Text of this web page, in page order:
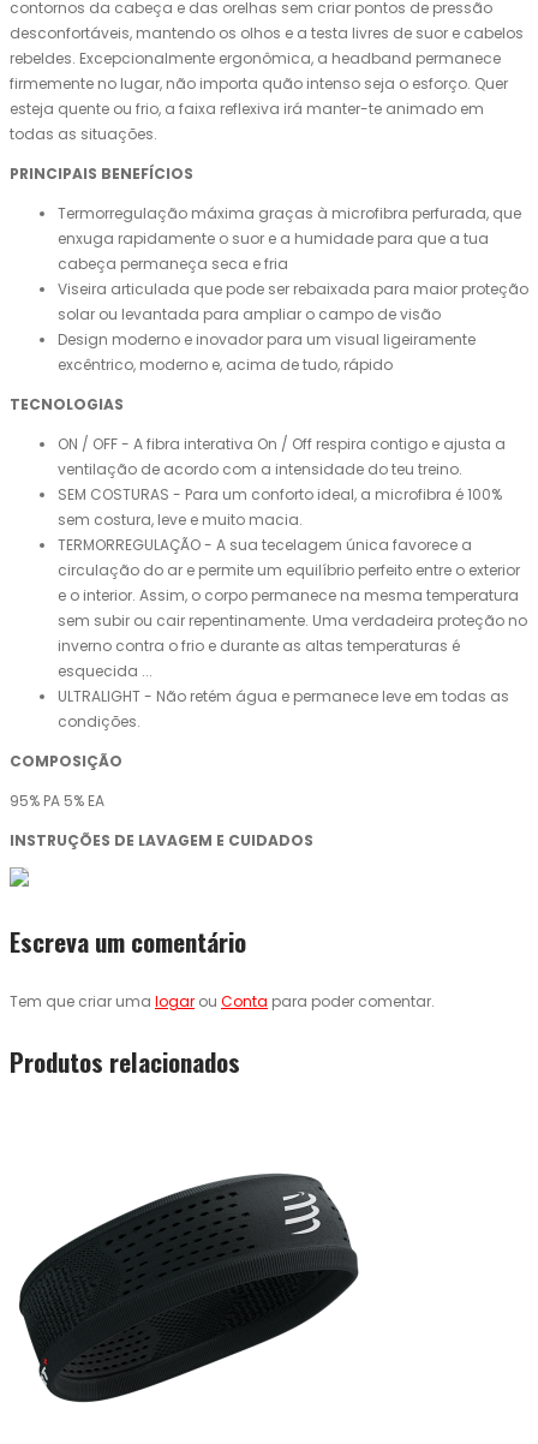
contornos da cabeça e das orelhas sem criar pontos de pressão
desconfortáveis, mantendo os olhos e a testa livres de suor e cabelos
rebeldes. Excepcionalmente ergonômica, a headband permanece
firmemente no lugar, não importa quão intenso seja o esforço. Quer
esteja quente ou frio, a faixa reflexiva irá manter-te animado em
todas as situações.
PRINCIPAIS BENEFÍCIOS
Termorregulação máxima graças à microfibra perfurada, que
enxuga rapidamente o suor e a humidade para que a tua
cabeça permaneça seca e fria
Viseira articulada que pode ser rebaixada para maior proteção
solar ou levantada para ampliar o campo de visão
Design moderno e inovador para um visual ligeiramente
excêntrico, moderno e, acima de tudo, rápido
TECNOLOGIAS
ON / OFF - A fibra interativa On / Off respira contigo e ajusta a
ventilação de acordo com a intensidade do teu treino.
SEM COSTURAS - Para um conforto ideal, a microfibra é 100%
sem costura, leve e muito macia.
TERMORREGULAÇÃO - A sua tecelagem única favorece a
circulação do ar e permite um equilíbrio perfeito entre o exterior
e o interior. Assim, o corpo permanece na mesma temperatura
sem subir ou cair repentinamente. Uma verdadeira proteção no
inverno contra o frio e durante as altas temperaturas é
esquecida ...
ULTRALIGHT - Não retém água e permanece leve em todas as
condições.
COMPOSIÇÃO
95% PA 5% EA
INSTRUÇÕES DE LAVAGEM E CUIDADOS
Escreva um comentário
Tem que criar uma logar ou Conta para poder comentar.
Produtos relacionados